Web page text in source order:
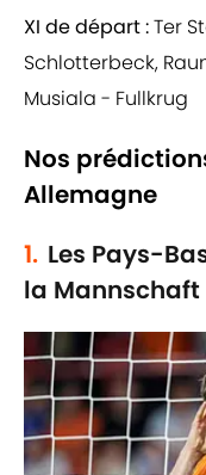
XI de départ :Ter
Schlotterbeck,
Musiala - Fullkrug
Nos
Allemagne
1. Les Pays-
la Mannschaft